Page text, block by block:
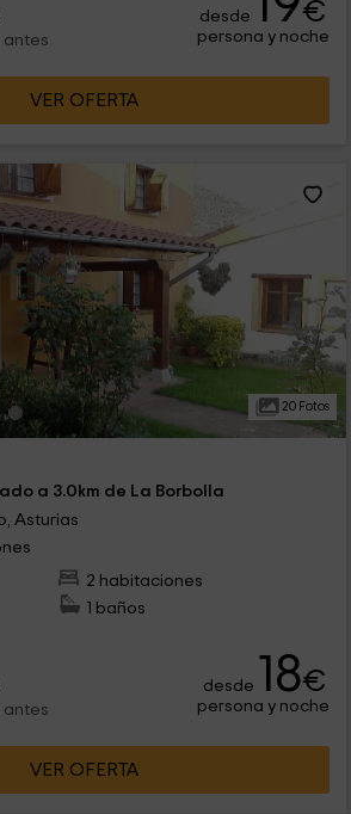
antes
desde €
persona y noche
VER OFERTA
20 Fotos
a 3.0km de La Borbolla
Asturias
2 habitaciones
1 baños
antes
desde 18€
persona y noche
VER OFERTA